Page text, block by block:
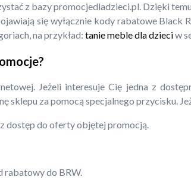
z bazy promocjedladzieci.pl. Dzięki
się wyłącznie kody rabatowe
na przykład: tanie meble dla dzieciw
Jeżeli interesuje Cię jedna z
sklepu za pomocą specjalnego przycisku.
dostęp do oferty objętej promocją.
rabatowy do BRW.